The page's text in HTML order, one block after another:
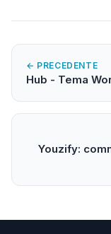
← PRECEDENTE
Hub - Tema
Youzify: